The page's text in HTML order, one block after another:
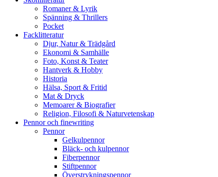
Romaner & Lyrik
Spänning & Thrillers
Pocket
Facklitteratur
Djur, Natur & Trädgård
Ekonomi & Samhälle
Foto, Konst & Teater
Hantverk & Hobby
Historia
Hälsa, Sport & Fritid
Mat & Dryck
Memoarer & Biografier
Religion, Filosofi & Naturvetenskap
Pennor och finewriting
Pennor
Gelkulpennor
Bläck- och kulpennor
Fiberpennor
Stiftpennor
Överstrykningspennor